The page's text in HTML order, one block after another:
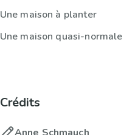
Une maison à planter
Une maison quasi-normale
Crédits